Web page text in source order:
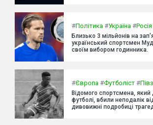
#Політика #Україна #Росія
Близько 3 мільйонів на
український спортсмен
своїм вибором годинника.
#Європа #Футболіст #
Відомого спортсмена, який
футболі, вбили неподалік
дивовижні подробиці